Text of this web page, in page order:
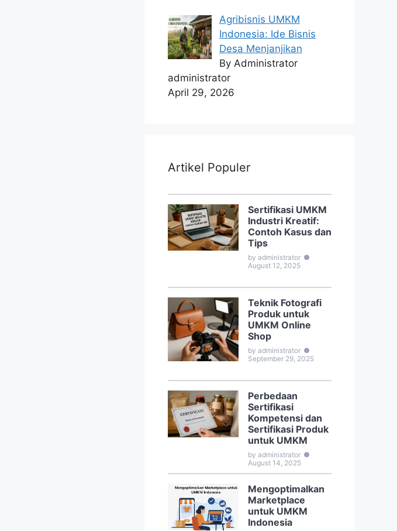
Agribisnis UMKM
Indonesia: Ide Bisnis
Desa Menjanjikan
By Administrator
administrator
April 29, 2026
Artikel Populer
Sertifikasi UMKM
Industri Kreatif:
Contoh Kasus dan
Tips
by administrator ●
August 12, 2025
Teknik Fotografi
Produk untuk
UMKM Online
Shop
by administrator ●
September 29, 2025
Perbedaan
Sertifikasi
Kompetensi dan
Sertifikasi Produk
untuk UMKM
by administrator ●
August 14, 2025
Mengoptimalkan
Marketplace
untuk UMKM
Indonesia